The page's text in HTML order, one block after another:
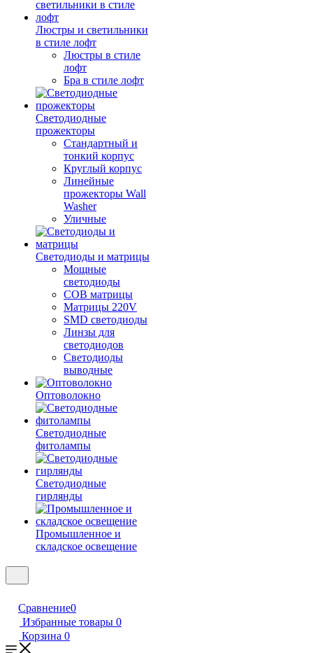
Люстры и светильники
в стиле лофт
Люстры в стиле
лофт
Бра в стиле лофт
Светодиодные
прожекторы
Стандартный и
тонкий корпус
Круглый корпус
Линейные
прожекторы Wall
Washer
Уличные
Светодиоды и матрицы
Мощные
светодиоды
COB матрицы
Матрицы 220V
SMD светодиоды
Линзы для
светодиодов
Светодиоды
выводные
Оптоволокно
Светодиодные
фитолампы
Светодиодные
гирлянды
Промышленное и
складское освещение
Сравнение0
Избранные товары 0
Корзина 0